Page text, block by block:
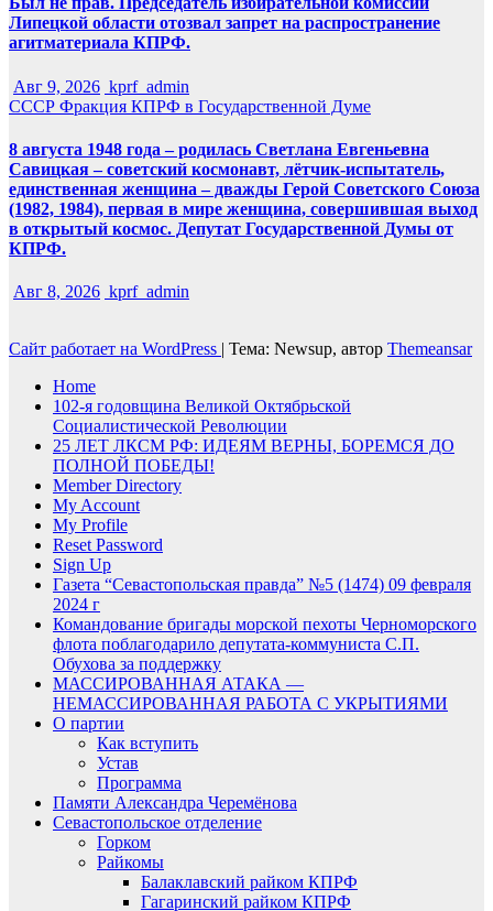
Липецкой области отозвал запрет на распространение
агитматериала КПРФ.
Авг 9, 2026 kprf_admin
СССР Фракция КПРФ в Государственной Думе
8 августа 1948 года – родилась Светлана Евгеньевна
Савицкая – советский космонавт, лётчик-испытатель,
единственная женщина – дважды Герой Советского Союза
(1982, 1984), первая в мире женщина, совершившая выход
в открытый космос. Депутат Государственной Думы от
КПРФ.
Авг 8, 2026 kprf_admin
Сайт работает на WordPress | Тема: Newsup, автор Themeansar
Home
102-я годовщина Великой Октябрьской
Социалистической Революции
25 ЛЕТ ЛКСМ РФ: ИДЕЯМ ВЕРНЫ, БОРЕМСЯ ДО
ПОЛНОЙ ПОБЕДЫ!
Member Directory
My Account
My Profile
Reset Password
Sign Up
Газета “Севастопольская правда” №5 (1474) 09 февраля
2024 г
Командование бригады морской пехоты Черноморского
флота поблагодарило депутата-коммуниста С.П.
Обухова за поддержку
МАССИРОВАННАЯ АТАКА —
НЕМАССИРОВАННАЯ РАБОТА С УКРЫТИЯМИ
О партии
Как вступить
Устав
Программа
Памяти Александра Черемёнова
Севастопольское отделение
Горком
Райкомы
Балаклавский райком КПРФ
Гагаринский райком КПРФ